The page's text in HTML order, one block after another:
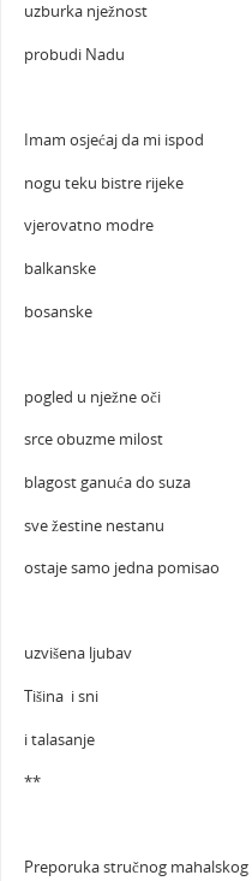
uzburka nježnost
probudi Nadu
Imam osjećaj da mi ispod
nogu teku bistre rijeke
vjerovatno modre
balkanske
bosanske
pogled u nježne oči
srce obuzme milost
blagost ganuća do suza
sve žestine nestanu
ostaje samo jedna pomisao
uzvišena ljubav
Tišina i sni
i talasanje
**
Preporuka stručnog mahalskog